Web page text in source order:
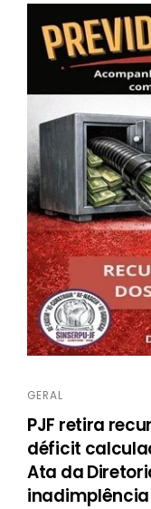
GERAL
PJF retira
déficit
Ata da
inadimplência